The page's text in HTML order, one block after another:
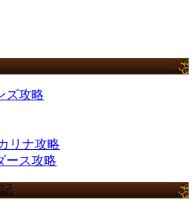
ズ攻略
リナ攻略
ース攻略